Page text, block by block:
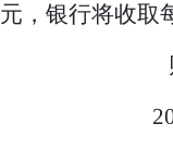
元，银行将收取